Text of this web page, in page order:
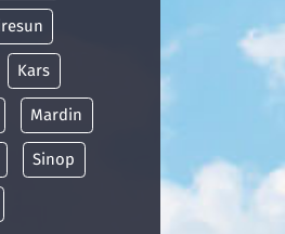
Kars
Mardin
Sinop